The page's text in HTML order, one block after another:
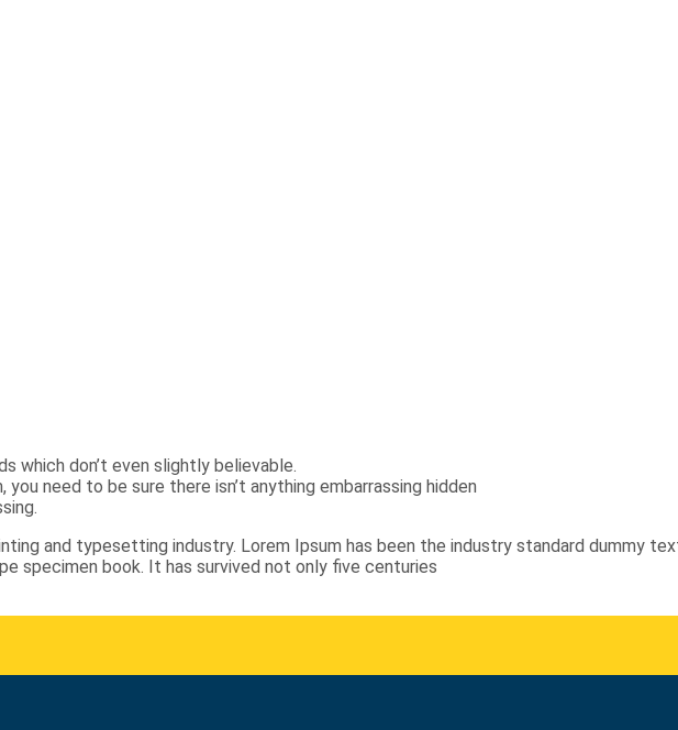
which don’t even slightly believable.
need to be sure there isn’t anything embarrassing hidden
and typesetting industry. Lorem Ipsum has been the industry standard dummy
specimen book. It has survived not only five centuries